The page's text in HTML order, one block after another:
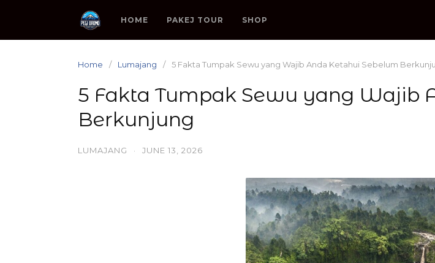
HOME PAKEJ TOUR SHOP
Home Lumajang 5 Fakta Tumpak Sewu yang Wajib Anda Ketahui Sebelum
5 Fakta Tumpak Sewu yang Wajib
Berkunjung
LUMAJANG · JUNE 13, 2026